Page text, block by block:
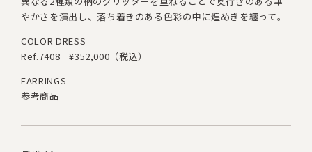
やかさを演出し、 落ち着きのある色彩の中に煌めきを纏って。
COLOR DRESS
Ref.7408
¥352,000（税込）
EARRINGS
参考商品